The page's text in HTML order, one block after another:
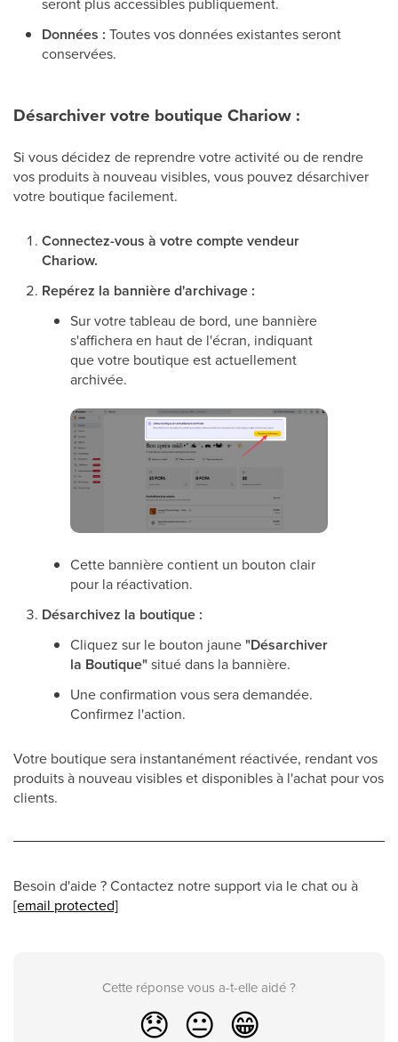
Données : Toutes vos données existantes seront
conservées.
Désarchiver votre boutique Chariow :
Si vous décidez de reprendre votre activité ou de rendre
vos produits à nouveau visibles, vous pouvez désarchiver
votre boutique facilement.
Connectez-vous à votre compte vendeur
Chariow.
Repérez la bannière d'archivage :
Sur votre tableau de bord, une bannière
s'affichera en haut de l'écran, indiquant
que votre boutique est actuellement
archivée.
Cette bannière contient un bouton clair
pour la réactivation.
Désarchivez la boutique :
Cliquez sur le bouton jaune"Désarchiver
la Boutique"situé dans la bannière.
Une confirmation vous sera demandée.
Confirmez l'action.
Votre boutique sera instantanément réactivée, rendant vos
produits à nouveau visibles et disponibles à l'achat pour vos
clients.
Besoin d'aide ? Contactez notre support via le chat ou à
[email protected]
Cette réponse vous a-t-elle aidé ?
😞 😐 😁